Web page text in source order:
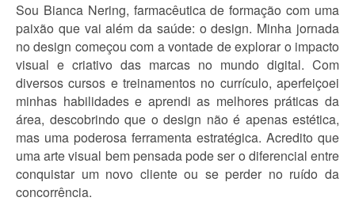
Sou Bianca Nering, farmacêutica de formação com uma
paixão que vai além da saúde: o design. Minha jornada
no design começou com a vontade de explorar o impacto
visual e criativo das marcas no mundo digital. Com
diversos cursos e treinamentos no currículo, aperfeiçoei
minhas habilidades e aprendi as melhores práticas da
área, descobrindo que o design não é apenas estética,
mas uma poderosa ferramenta estratégica. Acredito que
uma arte visual bem pensada pode ser o diferencial entre
conquistar um novo cliente ou se perder no ruído da
concorrência.